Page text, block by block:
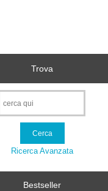
Trova
Ricerca Avanzata
Bestseller